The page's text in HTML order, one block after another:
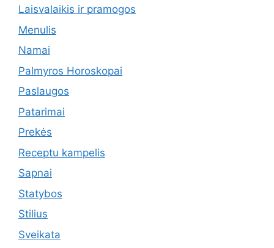
Laisvalaikis ir pramogos
Menulis
Namai
Palmyros Horoskopai
Paslaugos
Patarimai
Prekės
Receptu kampelis
Sapnai
Statybos
Stilius
Sveikata